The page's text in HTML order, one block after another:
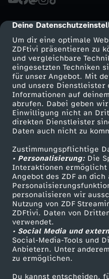
cmp-dialog-
Deine
Um dir eine optimale
ZDFtivi präsentieren zu
und vergleichbare
eingesetzten Techniken
für unser Angebot. Mit
und unsere Dienstleister
Informationen auf
abrufen. Dabei geben
Einwilligung nicht an
direkten Dienstleister
Daten auch nicht zu
Zustimmungspflichtige
• Personalisierung:Die
Interaktionen ermöglicht
Angebot des ZDF an dich
personalisieren wir
Nutzung von ZDF
ZDFtivi. Daten von
verwendet.
• Social Media und
Social-Media-Tools und
Anbietern. Unter
zu ermöglichen.
Du kannst entscheiden,
i
e
b
e
(
1
)
Mehr ZDF
ZDF-Apps
Smart TV
ZDFtext
Livestreams
Sendungen A-Z
TV-Programm
ZDF Unternehmen
Karriere